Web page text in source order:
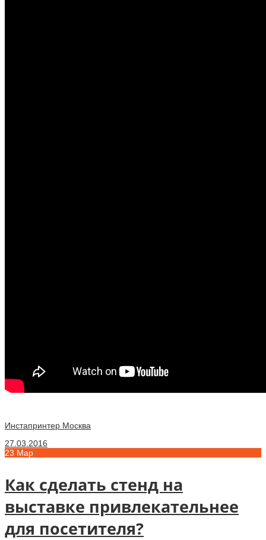
Инстапринтер Москва
27.03.2016
23 Мар
Как сделать стенд на
выставке привлекательнее
для посетителя?